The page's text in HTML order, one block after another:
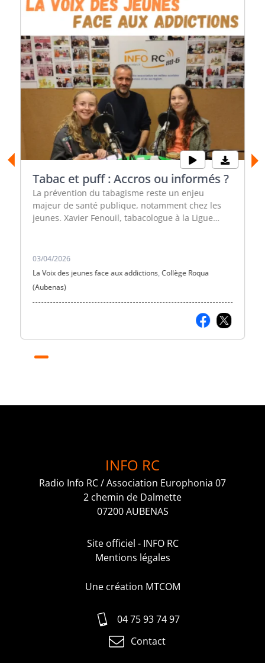
Tabac et puff : Accros ou informés ?
La prévention du tabagisme reste un enjeu
majeur de santé publique, notamment chez les
jeunes. Xavier Fenouil, tabacologue à la Ligue
03/04/2026
La Voix des jeunes face aux addictions,Collège Roqua
(Aubenas)
INFO RC
Radio Info RC / Association Europhonia 07
2 chemin de Dalmette
07200 AUBENAS
Site officiel - INFO RC
Mentions légales
Une création MTCOM
04 75 93 74 97
Contact